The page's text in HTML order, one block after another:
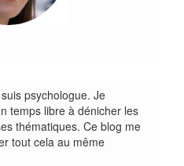
psychologue. Je
temps libre à dénicher les
thématiques. Ce blog me
tout cela au même